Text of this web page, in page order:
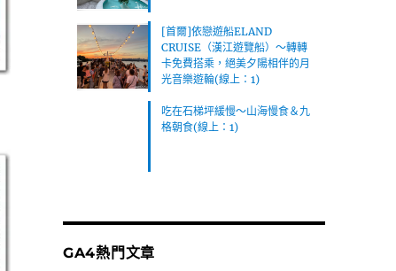
[首爾]依戀遊船ELAND
CRUISE（漢江遊覽船）～轉轉
卡免費搭乘，絕美夕陽相伴的月
光音樂遊輪(線上：1)
吃在石梯坪緩慢～山海慢食＆九
格朝食(線上：1)
GA4熱門文章